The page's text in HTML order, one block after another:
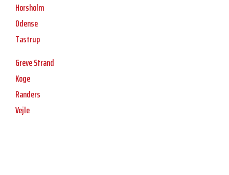
Horsholm
Odense
Tastrup
Greve Strand
Koge
Randers
Vejle